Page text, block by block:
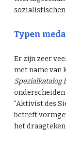
sozialistischen
Typen
Er zijn zeer
met name van
Spezialkatalog
"Aktivist des
betreft
het